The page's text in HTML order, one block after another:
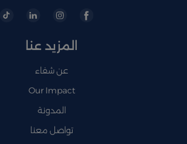
المزيد عنا
عن شفاء
Our Impact
المدونة
تواصل معنا